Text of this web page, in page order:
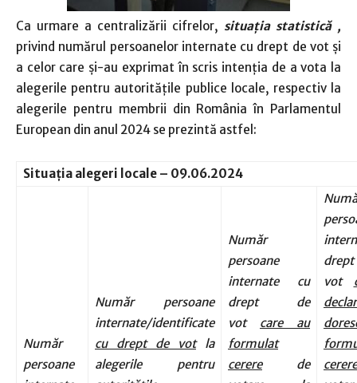
Ca urmare a centralizării cifrelor, situația statistică ,
privind numărul persoanelor internate cu drept de vot și
a celor care și-au exprimat în scris intenția de a vota la
alegerile pentru autorităţile publice locale, respectiv la
alegerile pentru membrii din România în Parlamentul
European din anul 2024 se prezintă astfel:
Situația alegeri locale – 09.06.2024
Număr
persoane
Număr persoane
internate/identificate
cu drept de votla
alegerile pentru
Număr
persoane
internate cu
drept de
vot care au
formulat
cererede
vot
cerere